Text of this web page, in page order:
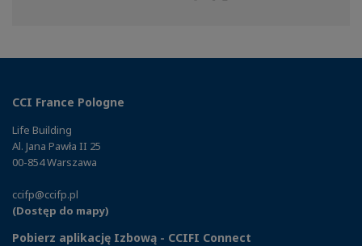
CCI France Pologne
Life Building
Al. Jana Pawła II 25
00-854 Warszawa
ccifp@ccifp.pl
(Dostęp do mapy)
Pobierz aplikację Izbową - CCIFI Connect